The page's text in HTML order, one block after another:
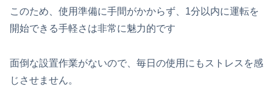
このため、使用準備に手間がかからず、1分以内に運転を
開始できる手軽さは非常に魅力的です
面倒な設置作業がないので、毎日の使用にもストレスを感
じさせません。